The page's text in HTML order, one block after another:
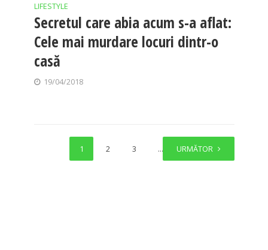
LIFESTYLE
Secretul care abia acum s-a aflat:
Cele mai murdare locuri dintr-o
casă
19/04/2018
1 2 3 … 14
URMĂTOR